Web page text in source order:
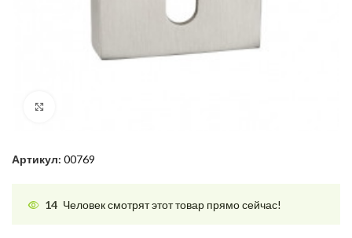
Артикул: 00769
14 Человек смотрят этот товар прямо сейчас!